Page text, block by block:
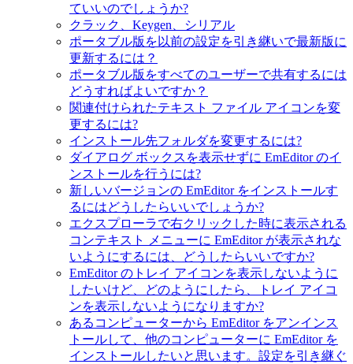
ていいのでしょうか?
クラック、Keygen、シリアル
ポータブル版を以前の設定を引き継いで最新版に
更新するには？
ポータブル版をすべてのユーザーで共有するには
どうすればよいですか？
関連付けられたテキスト ファイル アイコンを変
更するには?
インストール先フォルダを変更するには?
ダイアログ ボックスを表示せずに EmEditor のイ
ンストールを行うには?
新しいバージョンの EmEditor をインストールす
るにはどうしたらいいでしょうか?
エクスプローラで右クリックした時に表示される
コンテキスト メニューに EmEditor が表示されな
いようにするには、どうしたらいいですか?
EmEditor のトレイ アイコンを表示しないように
したいけど、どのようにしたら、トレイ アイコ
ンを表示しないようになりますか?
あるコンピューターから EmEditor をアンインス
トールして、他のコンピューターに EmEditor を
インストールしたいと思います。設定を引き継ぐ